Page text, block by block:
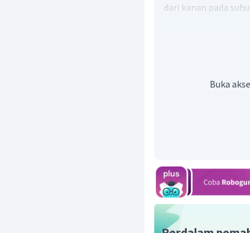
dari kanan pada
kalor).
bergeser ke kanan
Jadi, dapat
bergeser ke
Buka